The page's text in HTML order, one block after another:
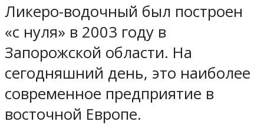
Ликеро-водочный был построен
«с нуля» в 2003 году в
Запорожской области. На
сегодняшний день, это наиболее
современное предприятие в
восточной Европе.